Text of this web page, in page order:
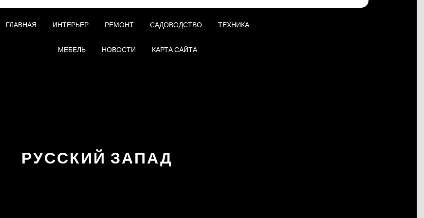
ГЛАВНАЯ ИНТЕРЬЕР РЕМОНТ САДОВОДСТВО ТЕХНИКА
МЕБЕЛЬ НОВОСТИ КАРТА САЙТА
РУССКИЙ ЗАПАД